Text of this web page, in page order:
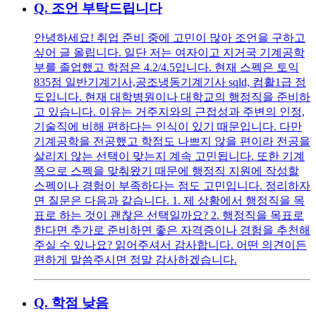
Q. 조언 부탁드립니다
안녕하세요! 취업 준비 중에 고민이 많아 조언을 구하고
싶어 글 올립니다. 일단 저는 여자이고 지거국 기계공학
부를 졸업했고 학점은 4.2/4.5입니다. 현재 스펙은 토익
835점 일반기계기사,공조냉동기계기사 sqld, 컴활1급 정
도입니다. 현재 대학병원이나 대학교의 행정직을 준비하
고 있습니다. 이유는 거주지와의 근접성과 주변의 인정,
기술직에 비해 편하다는 인식이 있기 때문입니다. 다만
기계공학을 전공했고 학점도 나쁘지 않을 편이라 전공을
살리지 않는 선택이 맞는지 계속 고민됩니다. 또한 기계
쪽으로 스펙을 맞춰왔기 때문에 행정직 지원에 작성할
스펙이나 경험이 부족하다는 점도 고민입니다. 정리하자
면 질문은 다음과 같습니다. 1. 제 상황에서 행정직을 목
표로 하는 것이 괜찮은 선택일까요? 2. 행정직을 목표로
한다면 추가로 준비하면 좋은 자격증이나 경험을 추천해
주실 수 있나요? 읽어주셔서 감사합니다. 어떤 의견이든
편하게 말씀주시면 정말 감사하겠습니다.
Q. 학점 낮음